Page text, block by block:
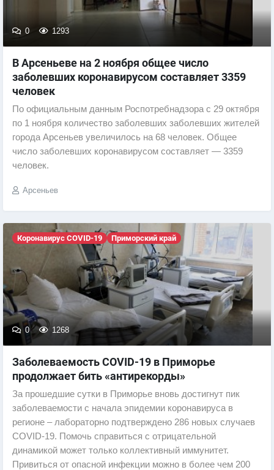
0 1293
В Арсеньеве на 2 ноября общее число
заболевших коронавирусом составляет 3359
человек
По официальным данным Роспотребнадзора с 29 октября
по 1 ноября количество заболевших заболевших жителей
города Арсеньев увеличилось на 68 человек. Общее
число заболевших коронавирусом составляет — 3359
человек.
Арсеньев
Коронавирус COVID-19 Приморский край
0 1268
Заболеваемость COVID-19 в Приморье
продолжает бить «антирекорды»
За прошедшие сутки в Приморье вновь достигнут пик
заболеваемости с начала эпидемии коронавируса в
регионе – лабораторно подтверждено 286 новых случаев
COVID-19. Помочь справиться с отрицательной
динамикой может только коллективный иммунитет.
Привиться от опасной инфекции можно в более чем 200